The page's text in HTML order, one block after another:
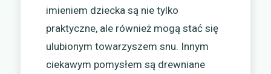
imieniem dziecka są nie tylko
praktyczne, ale również mogą stać się
ulubionym towarzyszem snu. Innym
ciekawym pomysłem są drewniane